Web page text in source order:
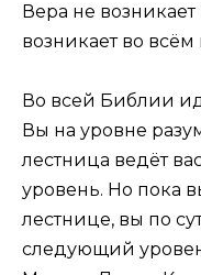
Вера не
возникает во
Во всей Библии
Вы на уровне
лестница ведёт
уровень. Но пока
лестнице, вы по
следующий